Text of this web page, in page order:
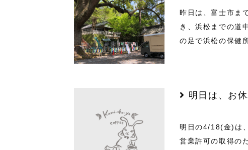
昨日は、富士市ま
き、浜松までの道
の足で浜松の保健
明日は、お
明日の4/18(金)は
営業許可の取得の